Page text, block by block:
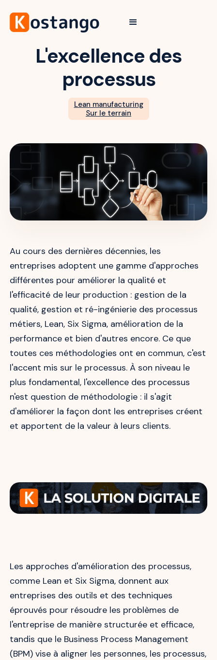
L'excellence des
processus
Lean manufacturing
Sur le terrain
Au cours des dernières décennies, les
entreprises adoptent une gamme d'approches
différentes pour améliorer la qualité et
l'efficacité de leur production : gestion de la
qualité, gestion et ré-ingénierie des processus
métiers, Lean, Six Sigma, amélioration de la
performance et bien d'autres encore. Ce que
toutes ces méthodologies ont en commun, c'est
l'accent mis sur le processus. À son niveau le
plus fondamental, l'excellence des processus
n'est question de méthodologie : il s'agit
d'améliorer la façon dont les entreprises créent
et apportent de la valeur à leurs clients.
Les approches d'amélioration des processus,
comme Lean et Six Sigma, donnent aux
entreprises des outils et des techniques
éprouvés pour résoudre les problèmes de
l'entreprise de manière structurée et efficace,
tandis que le Business Process Management
(BPM) vise à aligner les personnes, les processus,